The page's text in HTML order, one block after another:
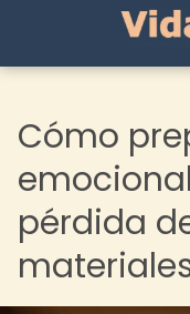
Cómo
pérdida